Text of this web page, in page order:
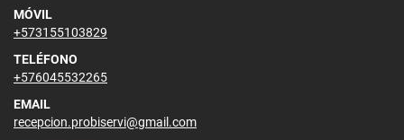
MÓVIL
+573155103829
TELÉFONO
+576045532265
EMAIL
recepcion.probiservi@gmail.com